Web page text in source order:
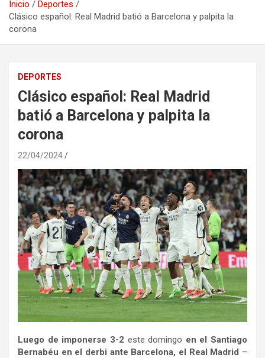
Inicio
Deportes
Clásico español: Real Madrid batió a Barcelona y palpita la
corona
DEPORTES
Clásico español: Real Madrid
batió a Barcelona y palpita la
corona
22/04/2024
Luego de imponerse 3-2 este domingo en el Santiago
Bernabéu en el derbi ante Barcelona, el Real Madrid –